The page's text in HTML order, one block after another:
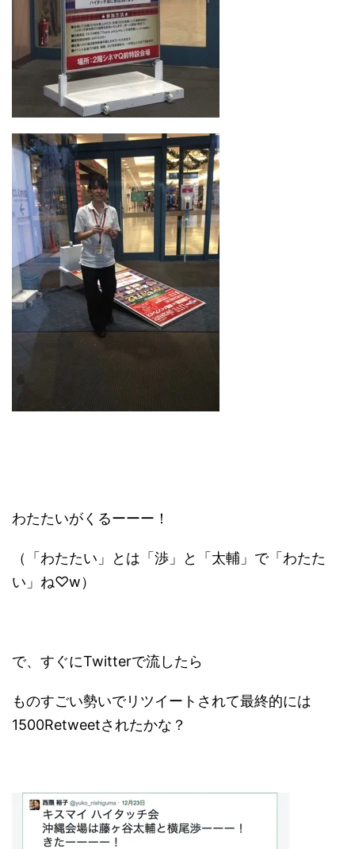
わたたいがくるーーー！
（「わたたい」とは「渉」と「太輔」で「わたた
い」ね♡w）
で、すぐにTwitterで流したら
ものすごい勢いでリツイートされて最終的には
1500Retweetされたかな？